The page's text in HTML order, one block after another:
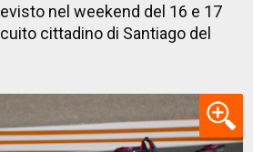
nel weekend del 16 e 17
cittadino di Santiago del